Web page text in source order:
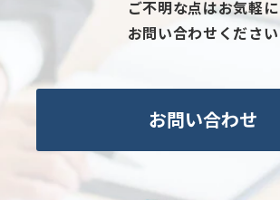
ご不明な点はお気軽に
お問い合わせください
お問い合わせ